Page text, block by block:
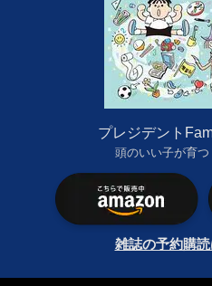
プレジデント
頭のいい子が育
雑誌の予約購